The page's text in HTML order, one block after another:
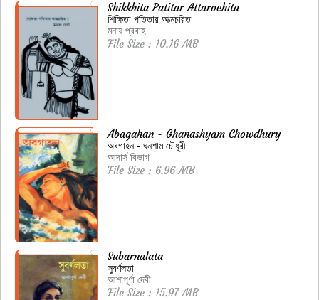
Shikkhita Patitar Attarochita
শিক্ষিতা পতিতার আত্মচরিত
মনায় প্রবাহ
File Size : 10.16 MB
Abagahan - Ghanashyam Chowdhury
অবগাহন - ঘনশাম চৌধুরী
আদার্স বিভাগ
File Size : 6.96 MB
Subarnalata
সুবর্ণলতা
আশাপূর্ণা দেবী
File Size : 15.97 MB